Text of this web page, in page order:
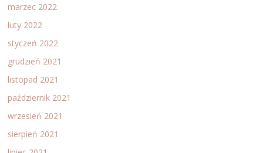
marzec 2022
luty 2022
styczeń 2022
grudzień 2021
listopad 2021
październik 2021
wrzesień 2021
sierpień 2021